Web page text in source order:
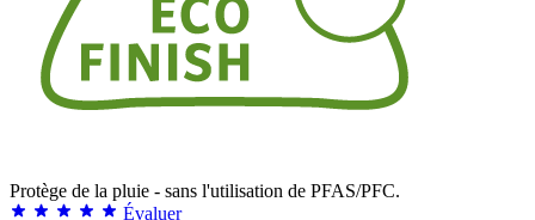
Protège de la pluie - sans l'utilisation de PFAS/PFC.
Évaluer